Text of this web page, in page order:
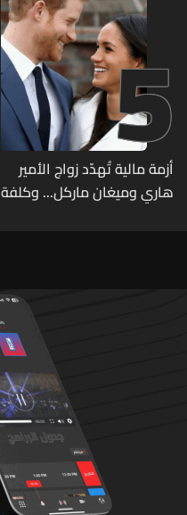
5
أزمة مالية تُهدّد زواج الأمير
هاري وميغان ماركل... وكلفة